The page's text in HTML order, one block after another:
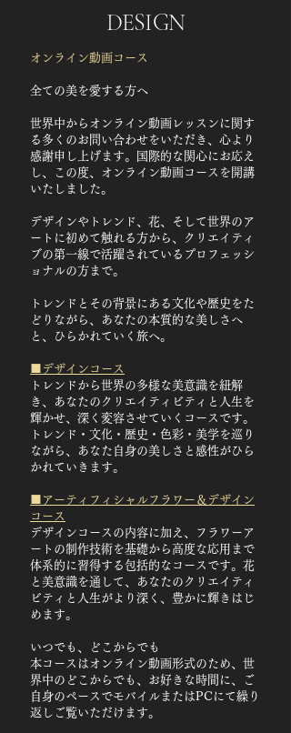
DESIGN
​オンライン動画コース
全ての美を愛する方へ
世界中からオンライン動画レッスンに関す
る多くのお問い合わせをいただき、心より
感謝申し上げます。国際的な関心にお応え
し、この度、オンライン動画コースを開講
いたしました。
デザインやトレンド、花、そして世界のア
ートに初めて触れる方から、クリエイティ
ブの第一線で活躍されているプロフェッシ
ョナルの方まで。
トレンドとその背景にある文化や歴史をた
どりながら、あなたの本質的な美しさへ
と、ひらかれていく旅へ。
■デザインコース
トレンドから世界の多様な美意識を紐解
き、あなたのクリエイティビティと人生を
輝かせ、深く変容させていくコースです。
トレンド・文化・歴史・色彩・美学を巡り
ながら、あなた自身の美しさと感性がひら
かれていきます。
■アーティフィシャルフラワー＆デザイン
コース
デザインコースの内容に加え、フラワーア
ートの制作技術を基礎から高度な応用まで
体系的に習得する包括的なコースです。花
と美意識を通して、あなたのクリエイティ
ビティと人生がより深く、豊かに輝きはじ
めます。
いつでも、どこからでも
本コースはオンライン動画形式のため、世
界中のどこからでも、お好きな時間に、ご
自身のペースでモバイルまたはPCにて繰り
返しご覧いただけます。